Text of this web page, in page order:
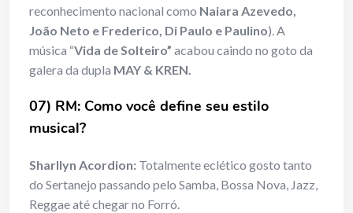
reconhecimento nacional como Naiara Azevedo,
João Neto e Frederico, Di Paulo e Paulino). A
música “Vida de Solteiro” acabou caindo no goto da
galera da dupla MAY & KREN.
07) RM: Como você define seu estilo
musical?
Sharllyn Acordion: Totalmente eclético gosto tanto
do Sertanejo passando pelo Samba, Bossa Nova, Jazz,
Reggae até chegar no Forró.